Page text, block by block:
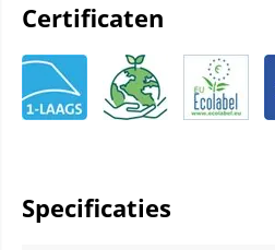
Certificaten
Specificaties